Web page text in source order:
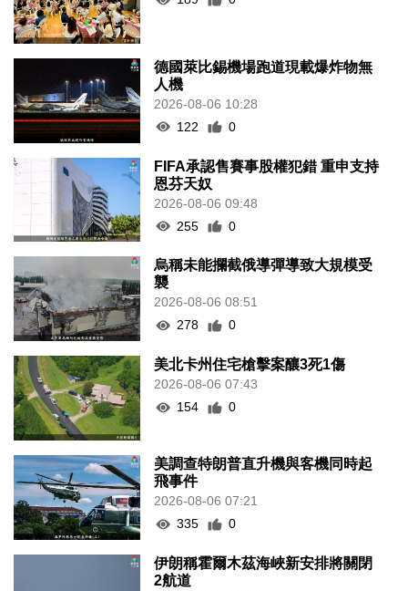
德國萊比錫機場跑道現載爆炸物無
人機
2026-08-06 10:28
122
0
FIFA承認售賽事股權犯錯 重申支持
恩芬天奴
2026-08-06 09:48
255
0
烏稱未能攔截俄導彈導致大規模受
襲
2026-08-06 08:51
278
0
美北卡州住宅槍擊案釀3死1傷
2026-08-06 07:43
154
0
美調查特朗普直升機與客機同時起
飛事件
2026-08-06 07:21
335
0
伊朗稱霍爾木茲海峽新安排將關閉
2航道